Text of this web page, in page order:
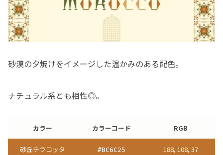
砂漠の夕焼けをイメージした温かみのある配色。
ナチュラル系とも相性◎。
カラー カラーコード RGB
砂丘テラコッタ #BC6C25 188, 108, 37